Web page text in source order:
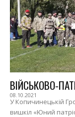
ВІЙСЬКОВО-
08.10.2021
У Копичинецькій
вишкіл «Юний